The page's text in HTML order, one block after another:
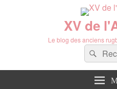
XV de
Le blog des anciens